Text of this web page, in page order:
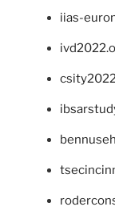
iias-